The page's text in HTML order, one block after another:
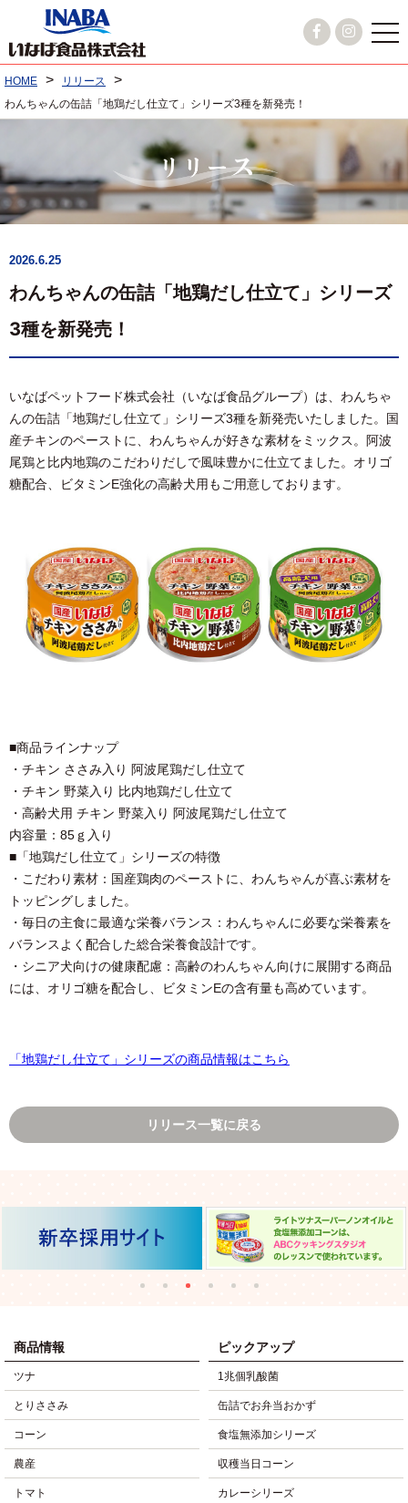
HOME > リリース >
わんちゃんの缶詰「地鶏だし仕立て」シリーズ3種を新発売！
2026.6.25
わんちゃんの缶詰「地鶏だし仕立て」シリーズ
3種を新発売！
いなばペットフード株式会社（いなば食品グループ）は、わんちゃ
んの缶詰「地鶏だし仕立て」シリーズ3種を新発売いたしました。国
産チキンのペーストに、わんちゃんが好きな素材をミックス。阿波
尾鶏と比内地鶏のこだわりだしで風味豊かに仕立てました。オリゴ
糖配合、ビタミンE強化の高齢犬用もご用意しております。
■商品ラインナップ
・チキン ささみ入り 阿波尾鶏だし仕立て
・チキン 野菜入り 比内地鶏だし仕立て
・高齢犬用 チキン 野菜入り 阿波尾鶏だし仕立て
内容量：85ｇ入り
■「地鶏だし仕立て」シリーズの特徴
・こだわり素材：国産鶏肉のペーストに、わんちゃんが喜ぶ素材を
トッピングしました。
・毎日の主食に最適な栄養バランス：わんちゃんに必要な栄養素を
バランスよく配合した総合栄養食設計です。
・シニア犬向けの健康配慮：高齢のわんちゃん向けに展開する商品
には、オリゴ糖を配合し、ビタミンEの含有量も高めています。
「地鶏だし仕立て」シリーズの商品情報はこちら
リリース一覧に戻る
商品情報
ツナ
とりささみ
コーン
農産
トマト
ピックアップ
1兆個乳酸菌
缶詰でお弁当おかず
食塩無添加シリーズ
収穫当日コーン
カレーシリーズ